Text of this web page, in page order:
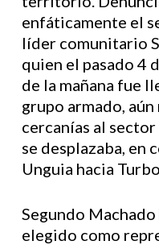
enfáticamente el
líder comunitario
quien el pasado 4
de la mañana fue
grupo armado,
cercanías al
se desplazaba, en
Unguia hacia
Segundo
elegido como